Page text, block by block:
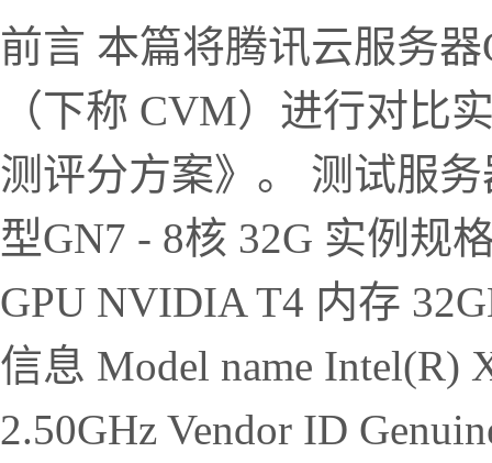
前言 本篇将腾讯云服务
（下称 CVM）进行对比
测评分方案》。 测试服
型GN7 - 8核 32G 实例规
GPU NVIDIA T4 内存
信息 Model name Intel(R)
2.50GHz Vendor ID